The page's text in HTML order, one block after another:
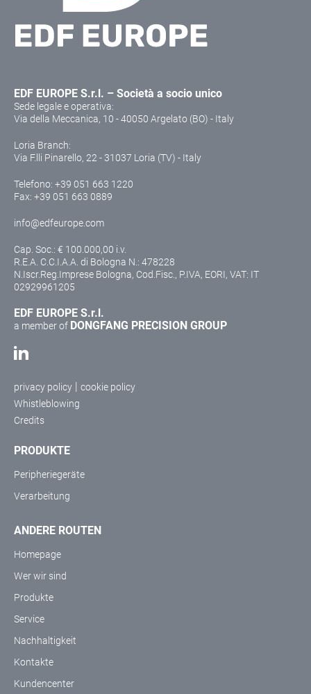
EDF EUROPE S.r.l. – Società a socio unico
Sede legale e operativa:
Via della Meccanica, 10 - 40050 Argelato (BO) - Italy
Loria Branch:
Via F.lli Pinarello, 22 - 31037 Loria (TV) - Italy
Telefono: +39 051 663 1220
Fax: +39 051 663 0889
info@edfeurope.com
Cap. Soc.: € 100.000,00 i.v.
R.E.A. C.C.I.A.A. di Bologna N.: 478228
N.Iscr.Reg.Imprese Bologna, Cod.Fisc., P.IVA, EORI, VAT: IT
02929961205
EDF EUROPE S.r.l.
a member of DONGFANG PRECISION GROUP
privacy policy | cookie policy
Whistleblowing
Credits
PRODUKTE
Peripheriegeräte
Verarbeitung
ANDERE ROUTEN
Homepage
Wer wir sind
Produkte
Service
Nachhaltigkeit
Kontakte
Kundencenter